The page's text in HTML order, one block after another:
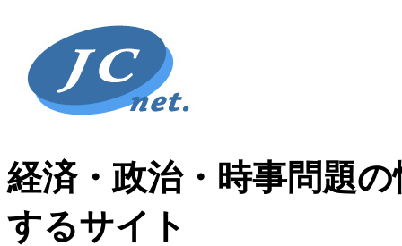
経済・政治・時事問題
するサイト